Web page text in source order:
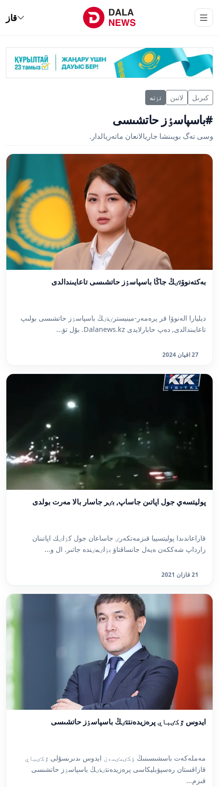
قاز
كىرىل لاتىن تٶتە
#باسپاسٶز حاتشىسى
وسى تەگ بويىنشا جاريالانعان ماتەريالدار.
بەكتەنوۆتٸڭ جاڭا باسپاسٶز حاتشىسى تاعايىندالدى
ديليارا الەنوۆا قر پرەمەر-مينيسترٸنٸڭ باسپاسٶز حاتشىسى بولىپ
تاعايىندالدى, دەپ حابارلايدى Dalanews.kz. بۇل تۋ...
27 اقپان 2024
پوليتسەي جول اپاتىن جاساپ, بٸر جاسار بالا مەرت بولدى
قاراعاندىدا پوليتسييا قىزمەتكەرٸ جاساعان جول كٶلٸك اپاتىنان
زارداپ شەككەن ەيەل جانساقتاۋ بٶلٸمٸندە جاتىر. ال و...
21 قازان 2021
ايدوس ٷكٸباي پرەزيدەنتتٸڭ باسپاسٶز حاتشىسى
مەملەكەت باسشىسىنىڭ ٶكٸمٸمەن ايدوس ىدىرىسۇلى ٷكٸباي
قازاقستان رەسپۋبليكاسى پرەزيدەنتٸنٸڭ باسپاسٶز حاتشىسى
قىزم...